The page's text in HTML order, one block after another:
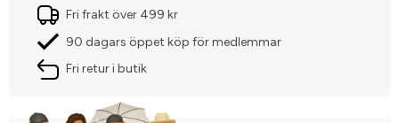
Fri frakt över 499 kr
90 dagars öppet köp för medlemmar
Fri retur i butik